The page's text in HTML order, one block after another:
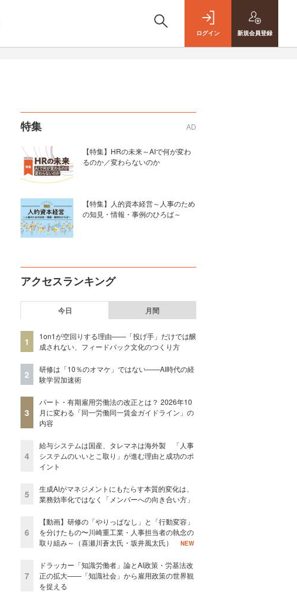
ログイン 新規会員登録
特集 AD
【特集】HRの未来～AIで何が変わ
るのか／変わらないのか
【特集】人的資本経営～人事のため
の知見・情報・事例のひろば～
アクセスランキング
今日 月間
1
1on1が空回りする理由——「投げ手」だけでは醸
成されない、フィードバック文化のつくり方
2
研修は「10％のオマケ」ではない——AI時代の経
験学習加速術
3
パート・有期雇用労働法の改正とは？ 2026年10
月に変わる「同一労働同一賃金ガイドライン」の
内容
4
給与システムは国産、タレマネは海外製 「人事
システムのいいとこ取り」が進む理由と成功のポ
イント
5
生成AIがマネジメントにもたらす本質的変化は、
業務効率化ではなく「メンバーへの向き合い方」
6
【動画】研修の「やりっぱなし」と「行動変容」
を分けたもの〜川崎重工業・人事担当者の執念の
取り組み～（喜瀬川蒼太氏・坂井風太氏）
NEW
7
ドラッカー「知識労働者」論とAI政策・労基法改
正の拡大——「知識社会」から雇用政策の世界観
を捉える